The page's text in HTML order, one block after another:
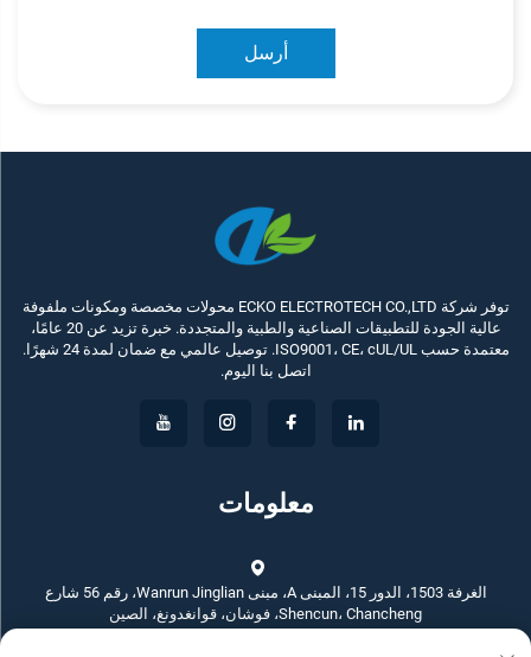
أرسل
توفر شركة ECKO ELECTROTECH CO.,LTD محولات مخصصة ومكونات ملفوفة
عالية الجودة للتطبيقات الصناعية والطبية والمتجددة. خبرة تزيد عن 20 عامًا،
معتمدة حسب ISO9001، CE، cUL/UL. توصيل عالمي مع ضمان لمدة 24 شهرًا.
اتصل بنا اليوم.
معلومات
الغرفة 1503، الدور 15، المبنى A، مبنى Wanrun Jinglian، رقم 56 شارع
Shencun، Chancheng، فوشان، قوانغدونغ، الصين